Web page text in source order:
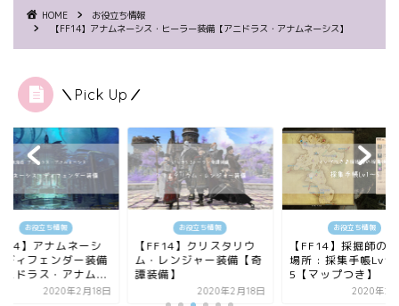
HOME
お役立ち情報
【FF14】アナムネーシス・ヒーラー装備【アニドラス・アナムネーシス】
＼Pick Up／
お役立ち情報
】アナムネーシ
ディフェンダー装備
ニドラス・アナム...
2020年2月18日
お役立ち情報
【FF14】クリスタリウ
ム・レンジャー装備【奇
譚装備】
2020年2月18日
お役立ち情報
【FF14】採掘師の
場所 : 採集手帳Lv1
5【マップつき】
2020年2